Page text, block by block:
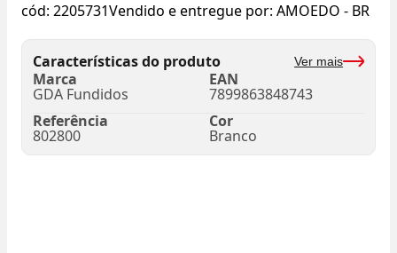
cód: 2205731Vendido e entregue por: AMOEDO - BR
Características do produto Ver mais
Marca
GDA Fundidos
EAN
7899863848743
Referência
802800
Cor
Branco